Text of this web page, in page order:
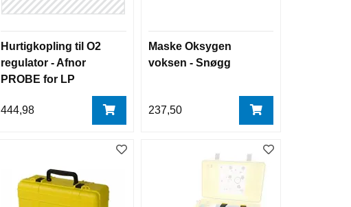
Hurtigkopling til O2
regulator - Afnor
PROBE for LP
444,98
Maske Oksygen
voksen - Snøgg
237,50